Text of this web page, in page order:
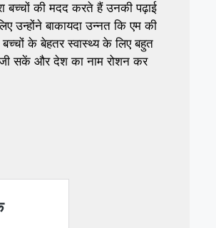
बच्चों की मदद करते हैं उनकी पढ़ाई
उन्होंने बाकायदा उन्नत कि एम की
के बेहतर स्वास्थ्य के लिए बहुत
जी सकें और देश का नाम रोशन कर